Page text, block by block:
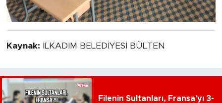
Kaynak: İLKADIM BELEDİYESİ BÜLTEN
Filenin Sultanları, Fransa'yı 3-